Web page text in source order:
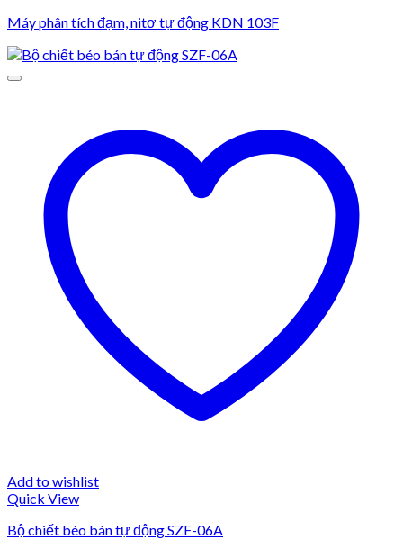
Máy phân tích đạm, nitơ tự động KDN 103F
Add to wishlist
Quick View
Bộ chiết béo bán tự động SZF-06A